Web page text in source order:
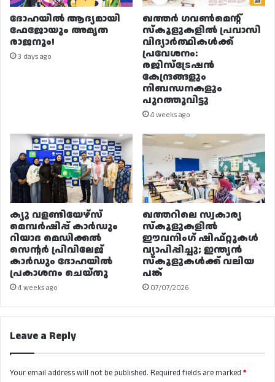
ദോഹയിൽ ആദ്യമായി
ഫേജോയും അമൃത
രാജനും!
3 days ago
ഖത്തർ ഗവൺമെന്റ്
സ്കൂളുകളിൽ പ്രവാസി
വിദ്യാർത്ഥികൾക്ക്
പ്രവേശനം:
രജിസ്ട്രേഷൻ
കേന്ദ്രങ്ങളും
നിബന്ധനകളും
പുറത്തുവിട്ടു
4 weeks ago
ക്യു വളണ്ടിയേഴ്‌സ്
മെമ്പർഷിപ്പ് കാർഡും
റിയാദ മെഡിക്കൽ
സെന്റർ പ്രിവിലേജ്
കാർഡും ദോഹയിൽ
പ്രകാശനം ചെയ്തു
4 weeks ago
ഖത്തറിലെ സ്വകാര്യ
സ്കൂളുകളിൽ
ഈവനിംഗ് ഷിഫ്റ്റുകൾ
വ്യാപിപ്പിച്ചു; ഇന്ത്യൻ
സ്കൂളുകൾക്ക് വലിയ
പങ്ക്
07/07/2026
Leave a Reply
Your email address will not be published. Required fields are marked *